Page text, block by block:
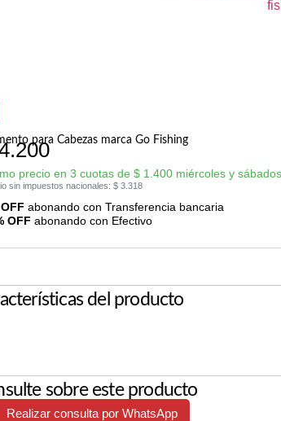
para Cabezas marca Go Fishing
precio en 3 cuotas de $ 1.400 miércoles y sábados
sin impuestos nacionales: $ 3.318
abonando con Transferencia bancaria
OFF abonando con Efectivo
del producto
sobre este producto
Realizar consulta por WhatsApp